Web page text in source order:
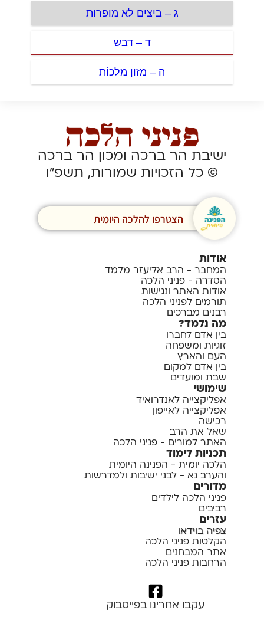
ג – ביצים לא מופרות
ד – דבש
ה – מזון מלכוֹת
ישיבת הר ברכה ומכון הר ברכה
© כל הזכויות שמורות, תשפ”ו
הצטרפו להלכה היומית
אודות
המחבר - הרב אליעזר מלמד
הסדרה - פניני הלכה
אודות האתר ונגישות
תורמים לפניני הלכה
רבנים מברכים
מה נלמד?
בין אדם לחברו
זוגיות ומשפחה
העם והארץ
בין אדם למקום
שבת ומועדים
שימושי
אפליקצייה לאנדרואיד
אפליקצייה לאייפון
רכישה
שאל את הרב
האתר למורים - פניני הלכה
תכניות לימוד
הלכה יומית - הפנינה היומית
והערב נא - לבני ישיבות ולמדרשות
מדורים
פניני הלכה לילדים
רביבים
עזרים
צפיה בוידאו
הקלטות פניני הלכה
אתר המבחנים
הרחבות פניני הלכה
עקבו אחרינו בפייסבוק